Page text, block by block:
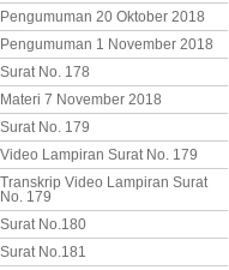
Pengumuman 20 Oktober 2018
Pengumuman 1 November 2018
Surat No. 178
Materi 7 November 2018
Surat No. 179
Video Lampiran Surat No. 179
Transkrip Video Lampiran Surat
No. 179
Surat No.180
Surat No.181